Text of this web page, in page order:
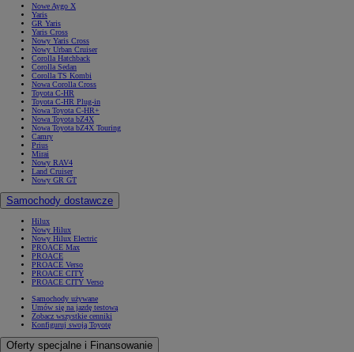
Nowe Aygo X
Yaris
GR Yaris
Yaris Cross
Nowy Yaris Cross
Nowy Urban Cruiser
Corolla Hatchback
Corolla Sedan
Corolla TS Kombi
Nowa Corolla Cross
Toyota C-HR
Toyota C-HR Plug-in
Nowa Toyota C-HR+
Nowa Toyota bZ4X
Nowa Toyota bZ4X Touring
Camry
Prius
Mirai
Nowy RAV4
Land Cruiser
Nowy GR GT
Samochody dostawcze
Hilux
Nowy Hilux
Nowy Hilux Electric
PROACE Max
PROACE
PROACE Verso
PROACE CITY
PROACE CITY Verso
Samochody używane
Umów się na jazdę testową
Zobacz wszystkie cenniki
Konfiguruj swoją Toyotę
Oferty specjalne i Finansowanie